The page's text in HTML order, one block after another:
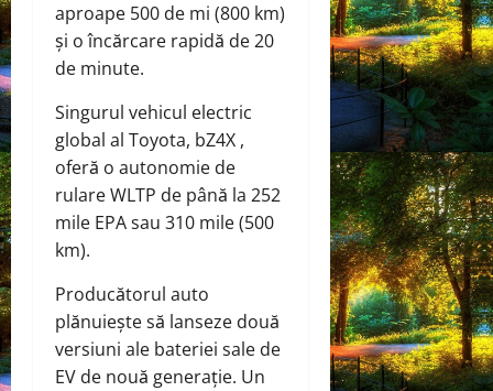
aproape 500 de mi (800 km)
și o încărcare rapidă de 20
de minute.
Singurul vehicul electric
global al Toyota, bZ4X ,
oferă o autonomie de
rulare WLTP de până la 252
mile EPA sau 310 mile (500
km).
Producătorul auto
plănuiește să lanseze două
versiuni ale bateriei sale de
EV de nouă generație. Un